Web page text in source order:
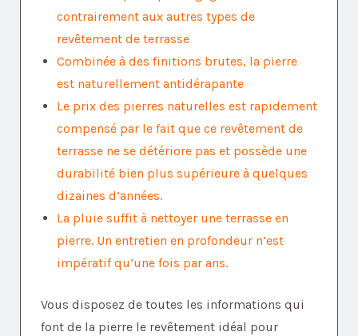
contrairement aux autres types de
revêtement de terrasse
Combinée à des finitions brutes, la pierre
est naturellement antidérapante
Le prix des pierres naturelles est rapidement
compensé par le fait que ce revêtement de
terrasse ne se détériore pas et possède une
durabilité bien plus supérieure à quelques
dizaines d’années.
La pluie suffit à nettoyer une terrasse en
pierre. Un entretien en profondeur n’est
impératif qu’une fois par ans.
Vous disposez de toutes les informations qui
font de la pierre le revêtement idéal pour